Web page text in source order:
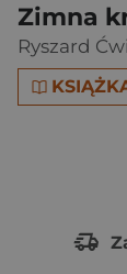
Zimna
Ryszard